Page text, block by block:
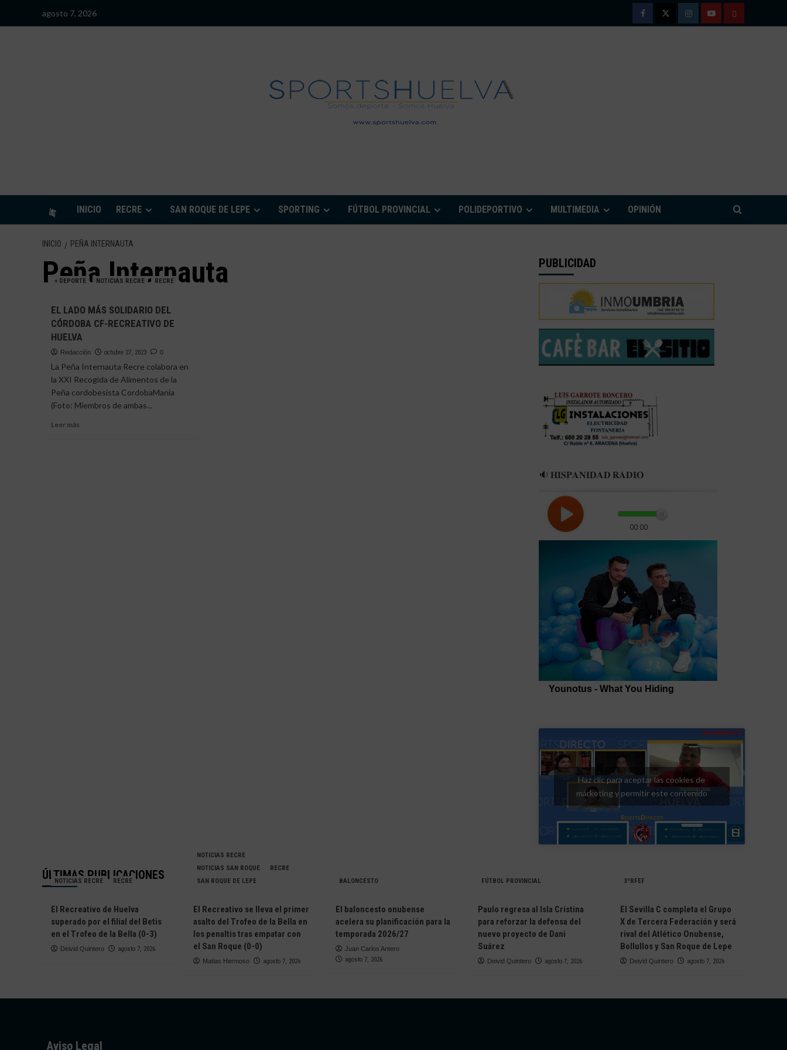
agosto 7, 2026
FacebookTwitterInstagramYoutubeTÉRMINOS
INICIO RECRE SAN ROQUE DE LEPE SPORTING FÚTBOL PROVINCIAL POLIDEPORTIVO MULTIMEDIA OPINIÓN
INICIO PEÑA INTERNAUTA
Peña Internauta
+ DEPORTE NOTICIAS RECRE RECRE
EL LADO MÁS SOLIDARIO DEL
CÓRDOBA CF-RECREATIVO DE
HUELVA
Redacción octubre 27, 2023 0
La Peña Internauta Recre colabora en
la XXI Recogida de Alimentos de la
Peña cordobesista CordobaManía
(Foto: Miembros de ambas...
Leer más
PUBLICIDAD
🔉 𝐇𝐈𝐒𝐏𝐀𝐍𝐈𝐃𝐀𝐃 𝐑𝐀𝐃𝐈𝐎
Haz clic para aceptar las cookies de
márketing y permitir este contenido
ÚLTIMAS PUBLICACIONES
NOTICIAS RECRE RECRE
El Recreativo de Huelva
superado por el filial del Betis
en el Trofeo de la Bella (0-3)
Deivid Quintero agosto 7, 2026
NOTICIAS RECRE
NOTICIAS SAN ROQUE
RECRE
SAN ROQUE DE LEPE
El Recreativo se lleva el primer
asalto del Trofeo de la Bella en
los penaltis tras empatar con
el San Roque (0-0)
Matias Hermoso agosto 7, 2026
BALONCESTO
El baloncesto onubense
acelera su planificación para la
temporada 2026/27
Juan Carlos Antero
agosto 7, 2026
FÚTBOL PROVINCIAL
Paulo regresa al Isla Cristina
para reforzar la defensa del
nuevo proyecto de Dani
Suárez
Deivid Quintero agosto 7, 2026
3ªRFEF
El Sevilla C completa el Grupo
X de Tercera Federación y será
rival del Atlético Onubense,
Bollullos y San Roque de Lepe
Deivid Quintero agosto 7, 2026
Aviso Legal